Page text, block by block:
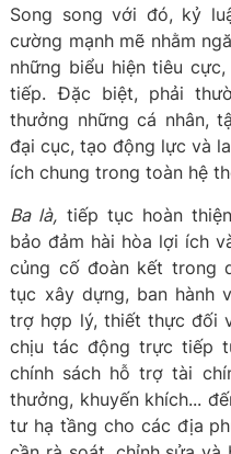
Song song với đó, kỷ
cường mạnh mẽ nhằm
những biểu hiện tiêu
tiếp. Đặc biệt, phải
thưởng những cá nhân,
đại cục, tạo động lực và
ích chung trong toàn hệ
Ba là, tiếp tục hoàn
bảo đảm hài hòa lợi ích
củng cố đoàn kết trong
tục xây dựng, ban hành
trợ hợp lý, thiết thực đối
chịu tác động trực tiếp
chính sách hỗ trợ tài
thưởng, khuyến khích...
tư hạ tầng cho các địa